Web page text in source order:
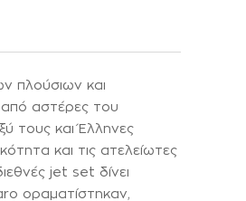
πλούσιων και
από αστέρες του
τους και Έλληνες
και τις ατελείωτες
jet set δίνει
οραματίστηκαν,